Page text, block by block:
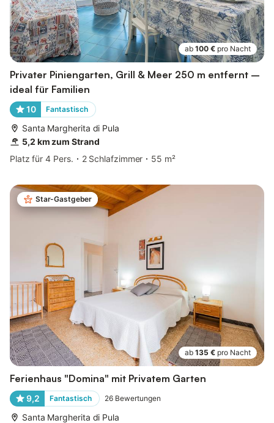
ab 100 € pro Nacht
Privater Piniengarten, Grill & Meer 250 m entfernt –
ideal für Familien
10 Fantastisch
Santa Margherita di Pula
5,2 km zum Strand
Platz für 4 Pers.
2 Schlafzimmer 55 m²
Star-Gastgeber
ab 135 € pro Nacht
Ferienhaus "Domina" mit Privatem Garten
9,2 Fantastisch 26 Bewertungen
Santa Margherita di Pula